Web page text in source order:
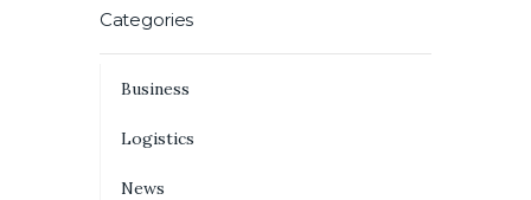
Categories
Business
Logistics
News